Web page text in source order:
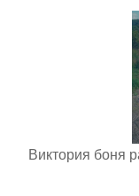
Виктория боня